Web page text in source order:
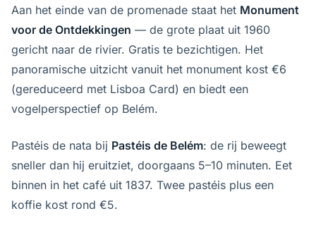
Aan het einde van de promenade staat het Monument
voor de Ontdekkingen — de grote plaat uit 1960
gericht naar de rivier. Gratis te bezichtigen. Het
panoramische uitzicht vanuit het monument kost €6
(gereduceerd met Lisboa Card) en biedt een
vogelperspectief op Belém.
Pastéis de nata bij Pastéis de Belém: de rij beweegt
sneller dan hij eruitziet, doorgaans 5–10 minuten. Eet
binnen in het café uit 1837. Twee pastéis plus een
koffie kost rond €5.